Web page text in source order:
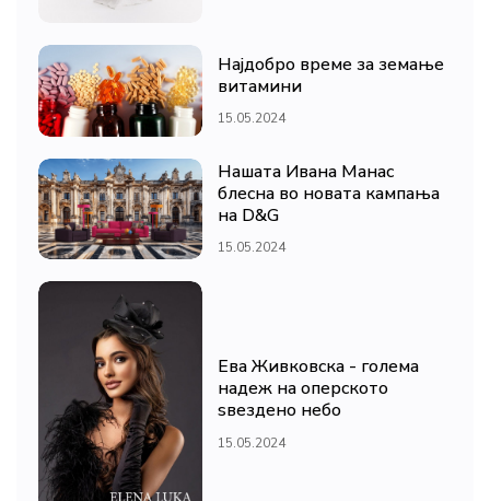
Најдобро време за земање
витамини
15.05.2024
Нашата Ивана Манас
блесна во новата кампања
на D&G
15.05.2024
Ева Живковска - голема
надеж на оперското
ѕвездено небо
15.05.2024